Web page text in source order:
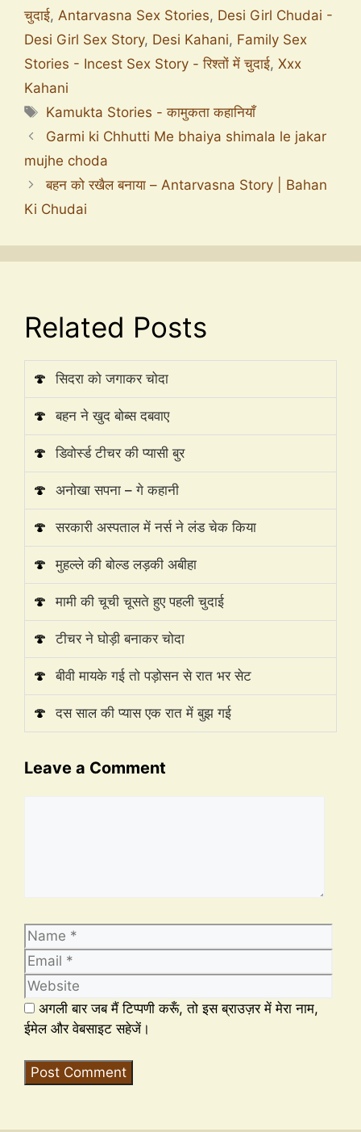
चुदाई, Antarvasna Sex Stories, Desi Girl Chudai -
Desi Girl Sex Story, Desi Kahani, Family Sex
Stories - Incest Sex Story - रिश्तों में चुदाई, Xxx
Kahani
Kamukta Stories - कामुकता कहानियाँ
Garmi ki Chhutti Me bhaiya shimala le jakar
mujhe choda
बहन को रखैल बनाया – Antarvasna Story | Bahan
Ki Chudai
Related Posts
🍄 सिदरा को जगाकर चोदा
🍄 बहन ने खुद बोब्स दबवाए
🍄 डिवोर्स्ड टीचर की प्यासी बुर
🍄 अनोखा सपना – गे कहानी
🍄 सरकारी अस्पताल में नर्स ने लंड चेक किया
🍄 मुहल्ले की बोल्ड लड़की अबीहा
🍄 मामी की चूची चूसते हुए पहली चुदाई
🍄 टीचर ने घोड़ी बनाकर चोदा
🍄 बीवी मायके गई तो पड़ोसन से रात भर सेट
🍄 दस साल की प्यास एक रात में बुझ गई
Leave a Comment
अगली बार जब मैं टिप्पणी करूँ, तो इस ब्राउज़र में मेरा नाम,
ईमेल और वेबसाइट सहेजें।